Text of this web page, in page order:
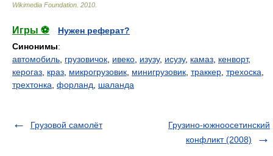
Wikimedia Foundation 2010
Игры ⚽
Нужен реферат?
Синонимы:
автомобиль грузовичок ивеко изузу, исузу, камаз кенворт,
керогаз краз микрогрузовик минигрузовик траккер трехоска
трехтонка форланд шаланда
Грузовой самолёт
Грузино-южноосетинский
конфликт (2008)